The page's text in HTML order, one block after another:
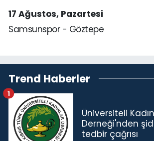
17 Ağustos, Pazartesi
Samsunspor - Göztepe
Trend Haberler
Üniversiteli
Derneği'nden
tedbir çağrısı
1